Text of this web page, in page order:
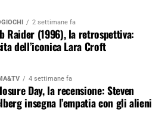
2 settimane fa
Raider (1996), la retrospettiva:
dell’iconica Lara Croft
4 settimane fa
Day, la recensione: Steven
insegna l’empatia con gli alieni